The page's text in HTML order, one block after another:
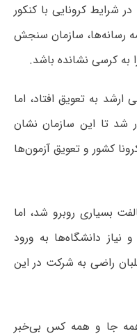
سریال برگزاری آزمون‌های علمی ۱۴۰۰ در شرایط کرونایی با کنکور
رسانه‌ها، سازمان سنجش
به کرسی نشانده باشد.
به تعویق افتاد، اما
شد تا این سازمان نشان
کشور و تعویق آزمون‌ها
بسیاری روبرو شد، اما
نیاز دانشگاه‌ها به ورود
راضی به شرکت در این
جا و همه کس بی‌خبر